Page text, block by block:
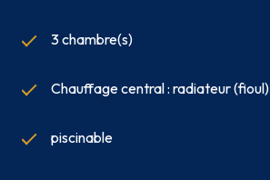
3 chambre(s)
Chauffage central : radiateur (fioul)
piscinable